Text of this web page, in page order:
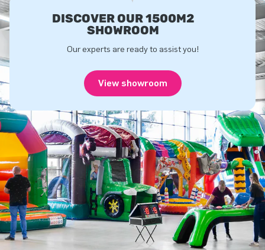
DISCOVER OUR 1500M2
SHOWROOM
Our experts are ready to assist you!
View showroom